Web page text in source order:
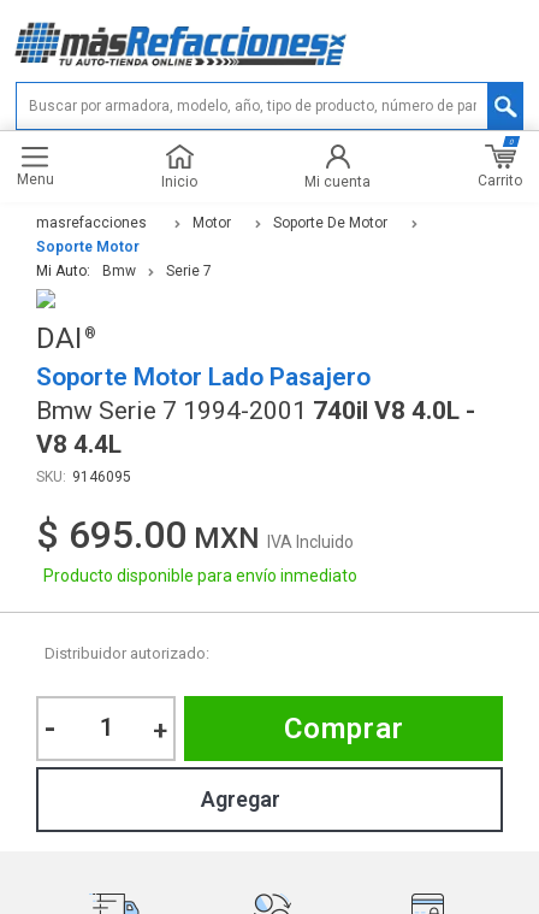
Menu Inicio Mi cuenta Carrito
0
masrefacciones Motor
Soporte De Motor
Soporte Motor
Mi Auto:
Bmw Serie 7
DAI
Soporte Motor Lado Pasajero
Bmw Serie 7 1994-2001 740il V8 4.0L -
V8 4.4L
9146095
$ 695.00
IVA Incluido
Producto disponible para envío inmediato
Distribuidor autorizado:
- + Comprar